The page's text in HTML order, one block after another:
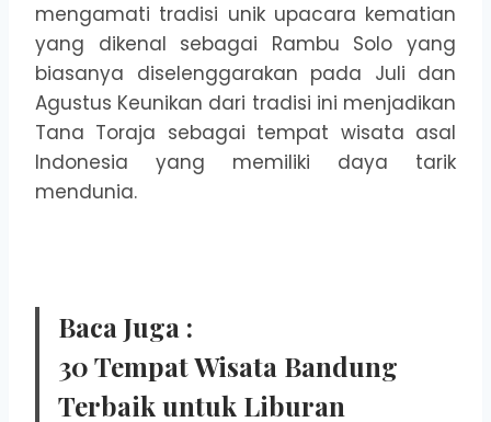
mengamati tradisi unik upacara kematian
yang dikenal sebagai Rambu Solo yang
biasanya diselenggarakan pada Juli dan
Agustus Keunikan dari tradisi ini menjadikan
Tana Toraja sebagai tempat wisata asal
Indonesia yang memiliki daya tarik
mendunia.
Baca Juga :
30 Tempat Wisata Bandung
Terbaik untuk Liburan